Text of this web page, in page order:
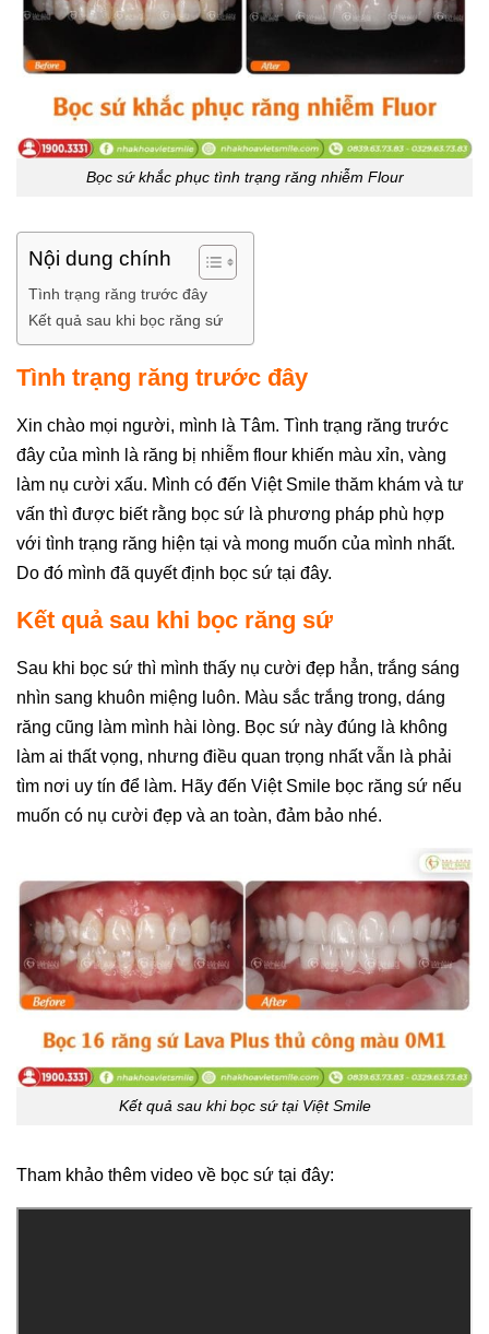
Bọc sứ khắc phục tình trạng răng nhiễm Flour
Nội dung chính
Tình trạng răng trước đây
Kết quả sau khi bọc răng sứ
Tình trạng răng trước đây
Xin chào mọi người, mình là Tâm. Tình trạng răng trước
đây của mình là răng bị nhiễm flour khiến màu xỉn, vàng
làm nụ cười xấu. Mình có đến Việt Smile thăm khám và tư
vấn thì được biết rằng bọc sứ là phương pháp phù hợp
với tình trạng răng hiện tại và mong muốn của mình nhất.
Do đó mình đã quyết định bọc sứ tại đây.
Kết quả sau khi bọc răng sứ
Sau khi bọc sứ thì mình thấy nụ cười đẹp hẳn, trắng sáng
nhìn sang khuôn miệng luôn. Màu sắc trắng trong, dáng
răng cũng làm mình hài lòng. Bọc sứ này đúng là không
làm ai thất vọng, nhưng điều quan trọng nhất vẫn là phải
tìm nơi uy tín để làm. Hãy đến Việt Smile bọc răng sứ nếu
muốn có nụ cười đẹp và an toàn, đảm bảo nhé.
Kết quả sau khi bọc sứ tại Việt Smile
Tham khảo thêm video về bọc sứ tại đây: